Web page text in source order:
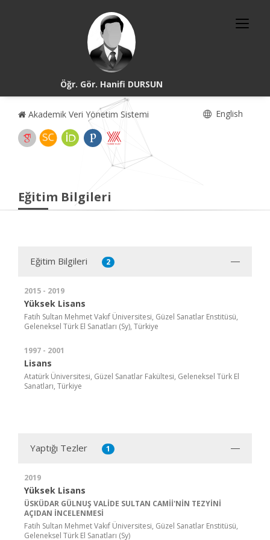
Öğr. Gör. Hanifi DURSUN
Akademik Veri Yönetim Sistemi English
Eğitim Bilgileri
Eğitim Bilgileri 2
2015 - 2019
Yüksek Lisans
Fatih Sultan Mehmet Vakıf Üniversitesi, Güzel Sanatlar Enstitüsü,
Geleneksel Türk El Sanatları (Sy), Türkiye
1997 - 2001
Lisans
Atatürk Üniversitesi, Güzel Sanatlar Fakültesi, Geleneksel Türk El
Sanatları, Türkiye
Yaptığı Tezler 1
2019
Yüksek Lisans
ÜSKÜDAR GÜLNUŞ VALİDE SULTAN CAMİİ'NİN TEZYİNİ
AÇIDAN İNCELENMESİ
Fatih Sultan Mehmet Vakıf Üniversitesi, Güzel Sanatlar Enstitüsü,
Geleneksel Türk El Sanatları (Sy)